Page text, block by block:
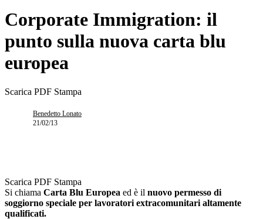
Corporate Immigration: il
punto sulla nuova carta blu
europea
Scarica PDF Stampa
Benedetto Lonato
21/02/13
Scarica PDF Stampa
Si chiama Carta Blu Europea ed è il nuovo permesso di
soggiorno speciale per lavoratori extracomunitari altamente
qualificati.